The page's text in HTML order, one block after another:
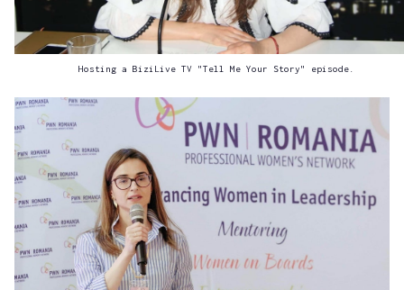
Hosting a BiziLive TV "Tell Me Your Story" episode.